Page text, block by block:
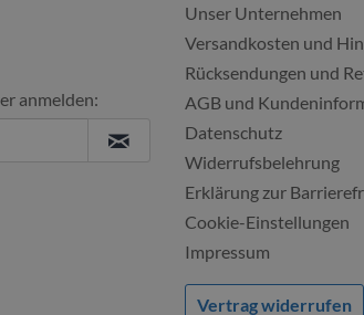
anmelden:
Unser Unternehmen
Versandkosten und
Rücksendungen und
AGB und
Datenschutz
Widerrufsbelehrung
Erklärung zur
Cookie-Einstellungen
Impressum
Vertrag widerrufen
Alles gut
Ulf,